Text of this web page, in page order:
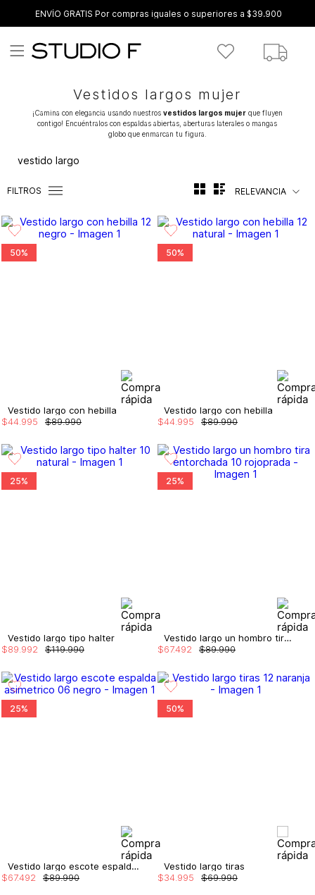
ENVÍO GRATIS Por compras iguales o superiores a $39.900
Vestidos largos mujer
¡Camina con elegancia usando nuestros vestidos largos mujerque fluyen
contigo! Encuéntralos con espaldas abiertas, aberturas laterales o mangas
globo que enmarcan tu figura.
vestido largo
FILTROS RELEVANCIA
50%
Vestido largo con hebilla
$89.990
$44 995
50%
Vestido largo con hebilla
$89.990
$44 995
25%
Vestido largo tipo halter
$119.990
$89.992
25%
Vestido largo un hombro tira entorchada
$89.990
$67.492
25%
Vestido largo escote espalda asimetrico
$89.990
$67.492
50%
Vestido largo tiras
$69.990
$34.995